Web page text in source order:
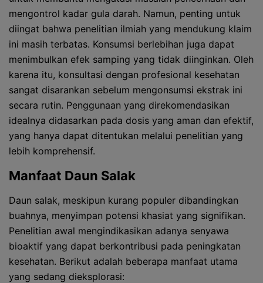
mengontrol kadar gula darah. Namun, penting untuk
diingat bahwa penelitian ilmiah yang mendukung klaim
ini masih terbatas. Konsumsi berlebihan juga dapat
menimbulkan efek samping yang tidak diinginkan. Oleh
karena itu, konsultasi dengan profesional kesehatan
sangat disarankan sebelum mengonsumsi ekstrak ini
secara rutin. Penggunaan yang direkomendasikan
idealnya didasarkan pada dosis yang aman dan efektif,
yang hanya dapat ditentukan melalui penelitian yang
lebih komprehensif.
Manfaat Daun Salak
Daun salak, meskipun kurang populer dibandingkan
buahnya, menyimpan potensi khasiat yang signifikan.
Penelitian awal mengindikasikan adanya senyawa
bioaktif yang dapat berkontribusi pada peningkatan
kesehatan. Berikut adalah beberapa manfaat utama
yang sedang dieksplorasi: